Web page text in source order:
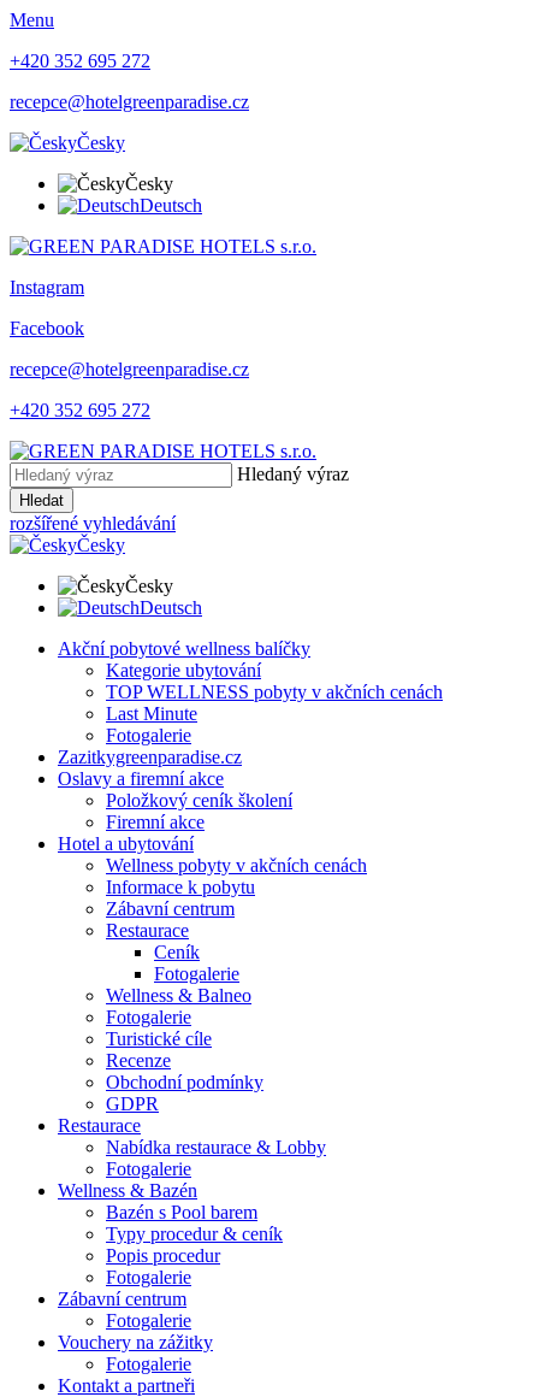
Menu
+420 352 695 272
recepce@hotelgreenparadise.cz
Česky
Česky
Deutsch
Instagram
Facebook
recepce@hotelgreenparadise.cz
+420 352 695 272
Hledaný výraz
Hledat
rozšířené vyhledávání
Česky
Česky
Deutsch
Akční pobytové wellness balíčky
Kategorie ubytování
TOP WELLNESS pobyty v akčních cenách
Last Minute
Fotogalerie
Zazitkygreenparadise.cz
Oslavy a firemní akce
Položkový ceník školení
Firemní akce
Hotel a ubytování
Wellness pobyty v akčních cenách
Informace k pobytu
Zábavní centrum
Restaurace
Ceník
Fotogalerie
Wellness & Balneo
Fotogalerie
Turistické cíle
Recenze
Obchodní podmínky
GDPR
Restaurace
Nabídka restaurace & Lobby
Fotogalerie
Wellness & Bazén
Bazén s Pool barem
Typy procedur & ceník
Popis procedur
Fotogalerie
Zábavní centrum
Fotogalerie
Vouchery na zážitky
Fotogalerie
Kontakt a partneři